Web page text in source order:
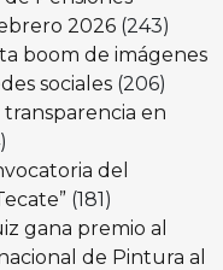
2026 (243)
boom de imágenes
sociales (206)
transparencia en
del
(181)
gana premio al
de Pintura al